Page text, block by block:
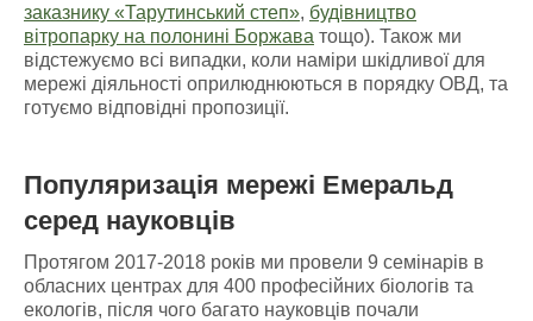
заказнику «Тарутинський степ», будівництво
вітропарку на полонині Боржава тощо). Також ми
відстежуємо всі випадки, коли наміри шкідливої для
мережі діяльності оприлюднюються в порядку ОВД, та
готуємо відповідні пропозиції.
Популяризація мережі Емеральд
серед науковців
Протягом 2017-2018 років ми провели 9 семінарів в
обласних центрах для 400 професійних біологів та
екологів, після чого багато науковців почали